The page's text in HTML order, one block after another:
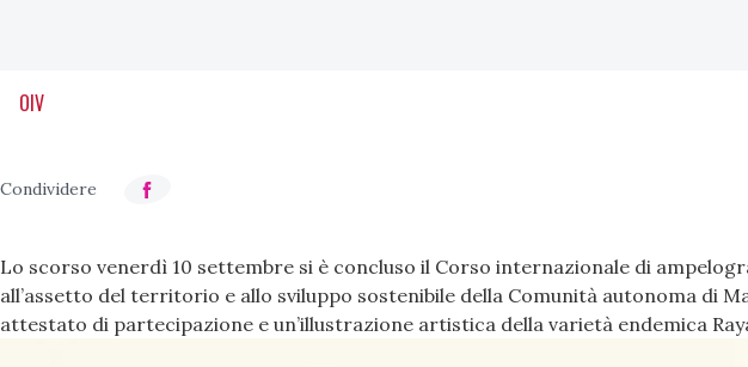
OIV
Lo scorso venerdì 10 settembre si è concluso il Corso internazionale di
all’assetto del territorio e allo sviluppo sostenibile della Comunità autonoma di
attestato di partecipazione e un’illustrazione artistica della varietà endemica